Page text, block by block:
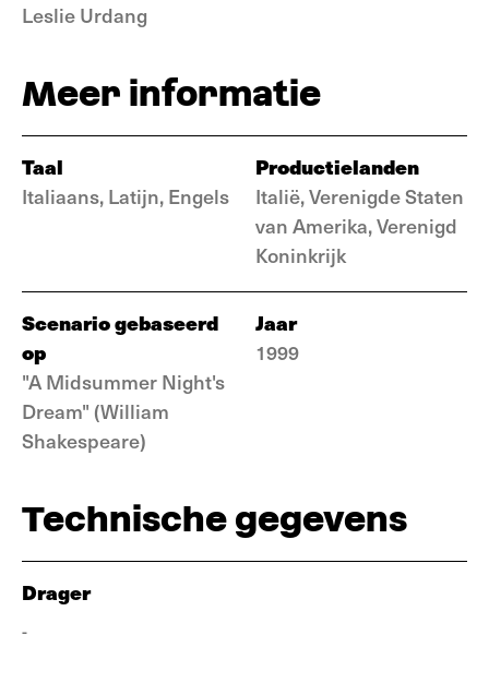
Leslie Urdang
Meer informatie
Taal
Italiaans, Latijn, Engels
Productielanden
Italië, Verenigde Staten
van Amerika, Verenigd
Koninkrijk
Scenario gebaseerd
op
"A Midsummer Night's
Dream" (William
Shakespeare)
Jaar
1999
Technische gegevens
Drager
-